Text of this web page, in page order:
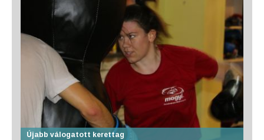
Újabb válogatott kerettag